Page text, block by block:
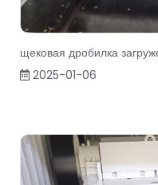
щековая дробилка
2025-01-06